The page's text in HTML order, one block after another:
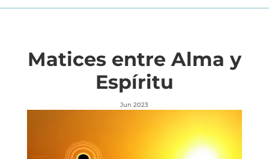
Matices entre Alma y
Espíritu
Jun 2023